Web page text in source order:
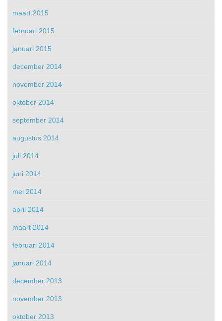
maart 2015
februari 2015
januari 2015
december 2014
november 2014
oktober 2014
september 2014
augustus 2014
juli 2014
juni 2014
mei 2014
april 2014
maart 2014
februari 2014
januari 2014
december 2013
november 2013
oktober 2013